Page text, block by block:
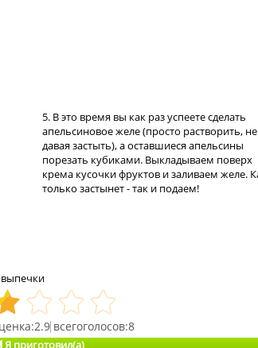
5. В это время вы как раз успеете сделать
апельсиновое желе (просто растворить, не
давая застыть), а оставшиеся апельсины
порезать кубиками. Выкладываем поверх
крема кусочки фруктов и заливаем желе.
только застынет - так и подаем!
2.9 8